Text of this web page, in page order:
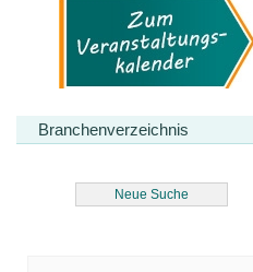
Branchenverzeichnis
Neue Suche